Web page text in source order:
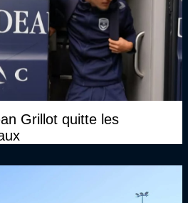
Grillot quitte les